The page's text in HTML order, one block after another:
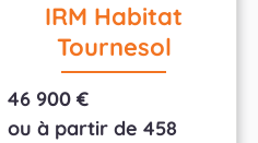
IRM Habitat
Tournesol
46 900 €
ou à partir de 458